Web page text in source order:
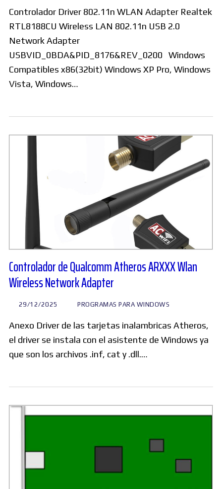
Controlador Driver 802.11n WLAN Adapter Realtek
RTL8188CU Wireless LAN 802.11n USB 2.0
Network Adapter
USBVID_0BDA&PID_8176&REV_0200 Windows
Compatibles x86(32bit) Windows XP Pro, Windows
Vista, Windows…
Controlador de Qualcomm Atheros ARXXX Wlan
Wireless Network Adapter
29/12/2025 PROGRAMAS PARA WINDOWS
Anexo Driver de las tarjetas inalambricas Atheros,
el driver se instala con el asistente de Windows ya
que son los archivos .inf, cat y .dll.…